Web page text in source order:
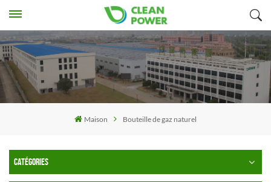
Maison Bouteille de gaz naturel
CATÉGORIES